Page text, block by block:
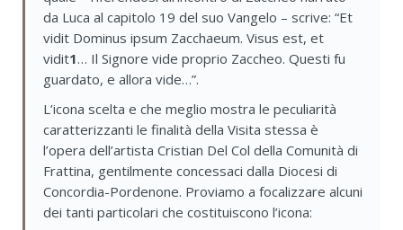
da Luca al capitolo 19 del suo Vangelo – scrive: “Et
vidit Dominus ipsum Zacchaeum. Visus est, et
vidit1… Il Signore vide proprio Zaccheo. Questi fu
guardato, e allora vide…”.
L’icona scelta e che meglio mostra le peculiarità
caratterizzanti le finalità della Visita stessa è
l’opera dell’artista Cristian Del Col della Comunità di
Frattina, gentilmente concessaci dalla Diocesi di
Concordia-Pordenone. Proviamo a focalizzare alcuni
dei tanti particolari che costituiscono l’icona: